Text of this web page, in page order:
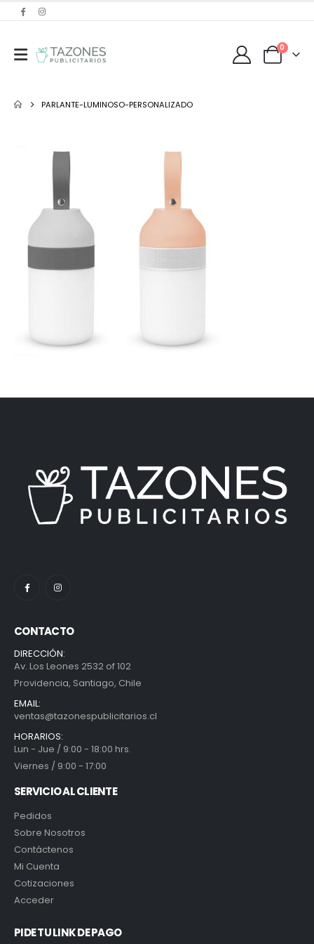
0
PARLANTE-LUMINOSO-PERSONALIZADO
CONTACTO
DIRECCIÓN:
Av. Los Leones 2532 of 102
Providencia, Santiago, Chile
EMAIL:
ventas@tazonespublicitarios.cl
HORARIOS:
Lun - Jue / 9:00 - 18:00 hrs.
Viernes / 9:00 - 17:00
SERVICIO AL CLIENTE
Pedidos
Sobre Nosotros
Contáctenos
Mi Cuenta
Cotizaciones
Acceder
PIDE TU LINK DE PAGO